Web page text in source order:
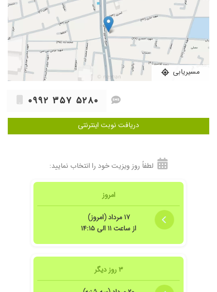
مسیریابی
۰۹۹۲ ۳۵۷ ۵۲۸۰
دریافت نوبت اینترنتی
لطفاً روز ویزیت خود را انتخاب نمایید:
امروز
۱۷ مرداد (امروز)
از ساعت ۱۱ الی ۱۴:۱۵
۳ روز دیگر